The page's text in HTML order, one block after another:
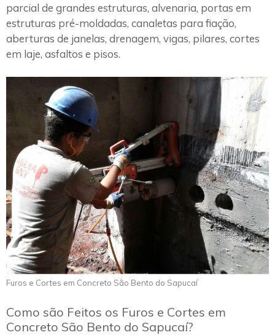
parcial de grandes estruturas, alvenaria, portas em
estruturas pré-moldadas, canaletas para fiação,
aberturas de janelas, drenagem, vigas, pilares, cortes
em laje, asfaltos e pisos.
Furos e Cortes em Concreto São Bento do Sapucaí
Como são Feitos os Furos e Cortes em
Concreto São Bento do Sapucaí?